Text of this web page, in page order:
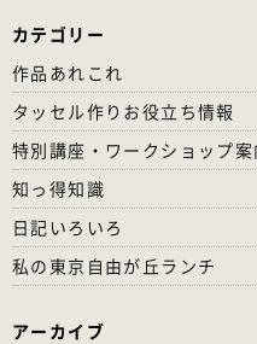
カテゴリー
作品あれこれ
タッセル作りお役立ち情報
特別講座・ワークショップ案
知っ得知識
日記いろいろ
私の東京自由が丘ランチ
アーカイブ